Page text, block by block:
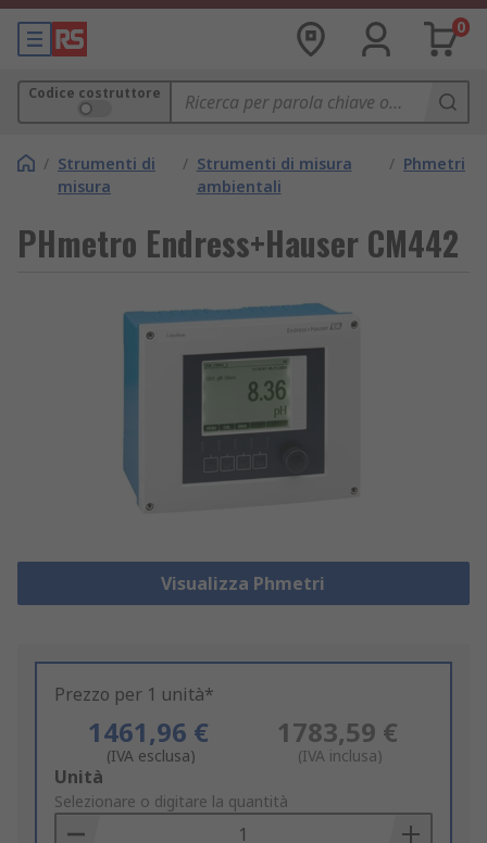
0
Codice costruttore
/ Strumenti di
misura
/ Strumenti di misura
ambientali
/ Phmetri
PHmetro Endress+Hauser CM442
Visualizza Phmetri
Prezzo per 1 unità*
1461,96 €
(IVA esclusa)
1783,59 €
(IVA inclusa)
Add
to
Basket
Unità
Selezionare o digitare la quantità